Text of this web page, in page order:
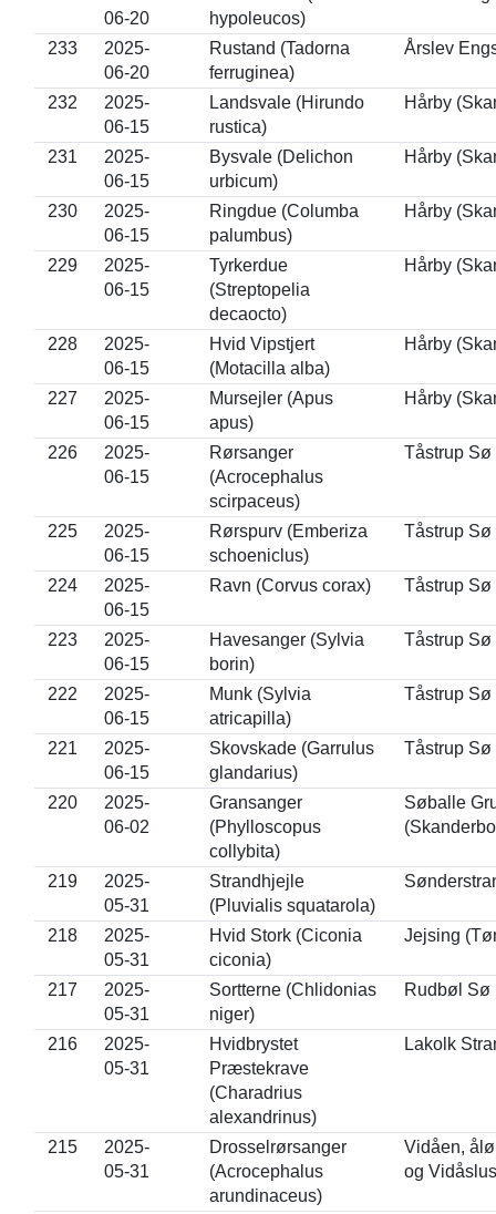
06-20
hypoleucos)
233
2025-
06-20
Rustand (Tadorna
ferruginea)
Årslev
232
2025-
06-15
Landsvale (Hirundo
rustica)
Hårby
231
2025-
06-15
Bysvale (Delichon
urbicum)
Hårby
230
2025-
06-15
Ringdue (Columba
palumbus)
Hårby
229
2025-
06-15
Tyrkerdue
(Streptopelia
decaocto)
Hårby
228
2025-
06-15
Hvid Vipstjert
(Motacilla alba)
Hårby
227
2025-
06-15
Mursejler (Apus
apus)
Hårby
226
2025-
06-15
Rørsanger
(Acrocephalus
scirpaceus)
Tåstrup Sø
225
2025-
06-15
Rørspurv (Emberiza
schoeniclus)
Tåstrup Sø
224
2025-
06-15
Ravn (Corvus corax) Tåstrup Sø
223
2025-
06-15
Havesanger (Sylvia
borin)
Tåstrup Sø
222
2025-
06-15
Munk (Sylvia
atricapilla)
Tåstrup Sø
221
2025-
06-15
Skovskade (Garrulus
glandarius)
Tåstrup Sø
220
2025-
06-02
Gransanger
(Phylloscopus
collybita)
Søballe
219
2025-
05-31
Strandhjejle
(Pluvialis squatarola)
218
2025-
05-31
Hvid Stork (Ciconia
ciconia)
Jejsing
217
2025-
05-31
Sortterne (Chlidonias
niger)
Rudbøl Sø
216
2025-
05-31
Hvidbrystet
Præstekrave
(Charadrius
alexandrinus)
Lakolk
215
2025-
05-31
Drosselrørsanger
(Acrocephalus
arundinaceus)
Vidåen,
og